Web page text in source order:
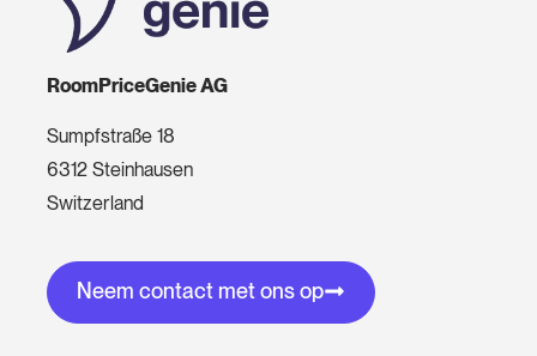
RoomPriceGenie AG
Sumpfstraße 18
6312 Steinhausen
Switzerland
Neem contact met ons op